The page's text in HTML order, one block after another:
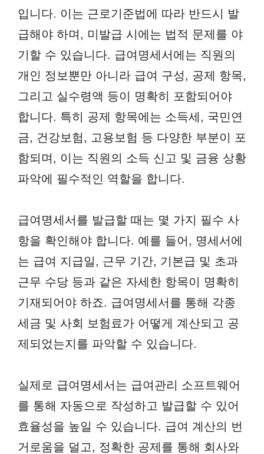
입니다. 이는 근로기준법에 따라 반드시 발
급해야 하며, 미발급 시에는 법적 문제를 야
기할 수 있습니다. 급여명세서에는 직원의
개인 정보뿐만 아니라 급여 구성, 공제 항목,
그리고 실수령액 등이 명확히 포함되어야
합니다. 특히 공제 항목에는 소득세, 국민연
금, 건강보험, 고용보험 등 다양한 부분이 포
함되며, 이는 직원의 소득 신고 및 금융 상황
파악에 필수적인 역할을 합니다.
급여명세서를 발급할 때는 몇 가지 필수 사
항을 확인해야 합니다. 예를 들어, 명세서에
는 급여 지급일, 근무 기간, 기본급 및 초과
근무 수당 등과 같은 자세한 항목이 명확히
기재되어야 하죠. 급여명세서를 통해 각종
세금 및 사회 보험료가 어떻게 계산되고 공
제되었는지를 파악할 수 있습니다.
실제로 급여명세서는 급여관리 소프트웨어
를 통해 자동으로 작성하고 발급할 수 있어
효율성을 높일 수 있습니다. 급여 계산의 번
거로움을 덜고, 정확한 공제를 통해 회사와